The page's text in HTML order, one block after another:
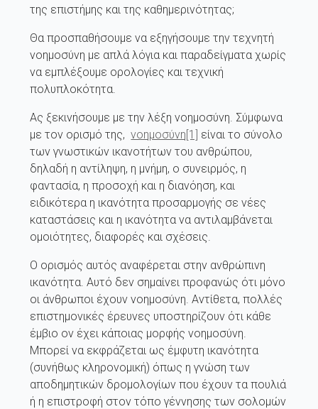
της επιστήμης και της καθημερινότητας;
Θα προσπαθήσουμε να εξηγήσουμε την τεχνητή
νοημοσύνη με απλά λόγια και παραδείγματα χωρίς
να εμπλέξουμε ορολογίες και τεχνική
πολυπλοκότητα.
Ας ξεκινήσουμε με την λέξη νοημοσύνη. Σύμφωνα
με τον ορισμό της,νοημοσύνη[1] είναι το σύνολο
των γνωστικών ικανοτήτων του ανθρώπου,
δηλαδή η αντίληψη, η μνήμη, ο συνειρμός, η
φαντασία, η προσοχή και η διανόηση, και
ειδικότερα η ικανότητα προσαρμογής σε νέες
καταστάσεις και η ικανότητα να αντιλαμβάνεται
ομοιότητες, διαφορές και σχέσεις.
Ο ορισμός αυτός αναφέρεται στην ανθρώπινη
ικανότητα. Αυτό δεν σημαίνει προφανώς ότι μόνο
οι άνθρωποι έχουν νοημοσύνη. Αντίθετα, πολλές
επιστημονικές έρευνες υποστηρίζουν ότι κάθε
έμβιο ον έχει κάποιας μορφής νοημοσύνη.
Μπορεί να εκφράζεται ως έμφυτη ικανότητα
(συνήθως κληρονομική) όπως η γνώση των
αποδημητικών δρομολογίων που έχουν τα πουλιά
ή η επιστροφή στον τόπο γέννησης των σολομών